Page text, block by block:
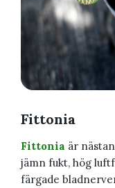
Fittonia
Fittonia är
jämn fukt, hög
färgade